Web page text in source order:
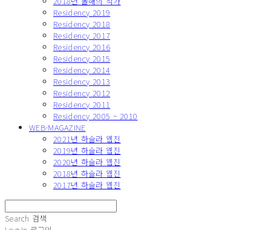
Residency 2019
Residency 2018
Residency 2017
Residency 2016
Residency 2015
Residency 2014
Residency 2013
Residency 2012
Residency 2011
Residency 2005 ~ 2010
WEB-MAGAZINE
2021년 하슬라 웹진
2019년 하슬라 웹진
2020년 하슬라 웹진
2018년 하슬라 웹진
2017년 하슬라 웹진
Search 검색